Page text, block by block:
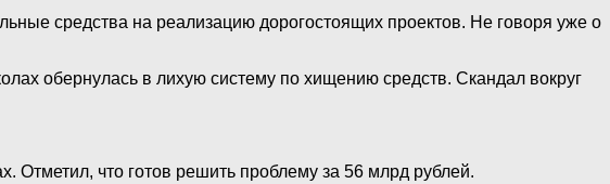
средства на реализацию дорогостоящих проектов. Не говоря уже о
обернулась в лихую систему по хищению средств. Скандал вокруг
Отметил, что готов решить проблему за 56 млрд рублей.